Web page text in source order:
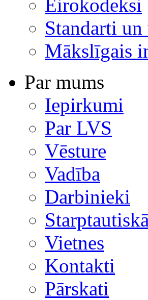
Eirokodeksi
Standarti
Mākslīgais
Par mums
Iepirkumi
Par LVS
Vēsture
Vadība
Darbinieki
Vietnes
Kontakti
Pārskati